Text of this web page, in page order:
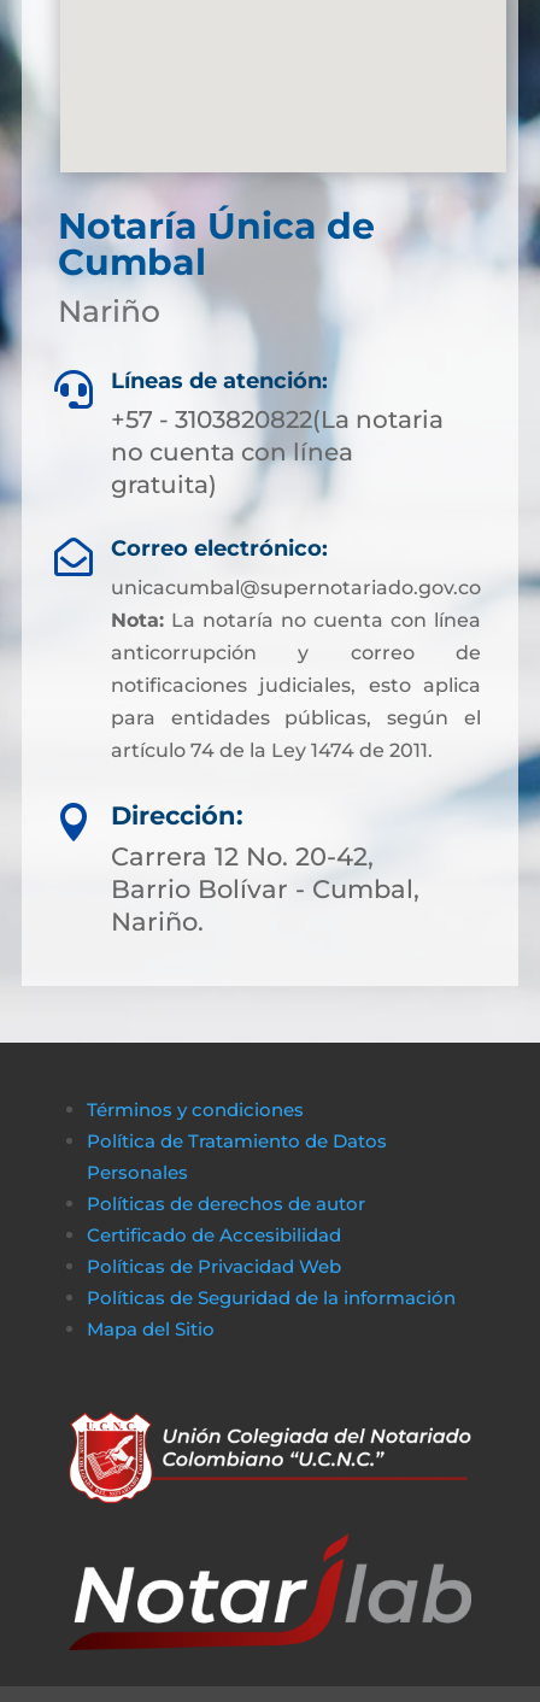
Notaría Única de
Cumbal
Nariño
 Líneas de atención:
+57 - 3103820822(La notaria
no cuenta con línea
gratuita)
 Correo electrónico:
unicacumbal@supernotariado.gov.co
Nota:La notaría no cuenta con línea
anticorrupción y correo de
notificaciones judiciales, esto aplica
para entidades públicas, según el
artículo 74 de la Ley 1474 de 2011.

Dirección:
Carrera 12 No. 20-42,
Barrio Bolívar - Cumbal,
Nariño.
Términos y condiciones
Política de Tratamiento de Datos
Personales
Políticas de derechos de autor
Certificado de Accesibilidad
Políticas de Privacidad Web
Políticas de Seguridad de la información
Mapa del Sitio